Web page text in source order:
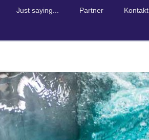
Just saying... Partner Kontakt